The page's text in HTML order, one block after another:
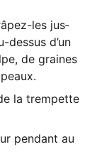
les jus­
des­sus d’un
de grai­nes
la trem­pet­te
pen­dant au